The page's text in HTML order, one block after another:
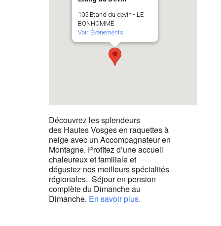
105 Etand du devin - LE
BONHOMME
Voir Évènements
Découvrez les splendeurs
des Hautes Vosges en raquettes à
neige avec un Accompagnateur en
Montagne. Profitez d’une accueil
chaleureux et familiale et
dégustez nos meilleurs spécialités
régionales. Séjour en pension
complète du Dimanche au
Dimanche. En savoir plus.